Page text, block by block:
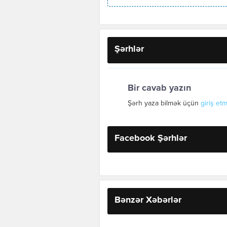
Şərhlər
Bir cavab yazın
Şərh yaza bilmək üçün giriş
Facebook Şərhlər
Bənzər Xəbərlər